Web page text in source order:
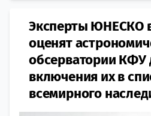
Эксперты ЮНЕСКО
оценят
обсерватории КФУ
включения их в
всемирного